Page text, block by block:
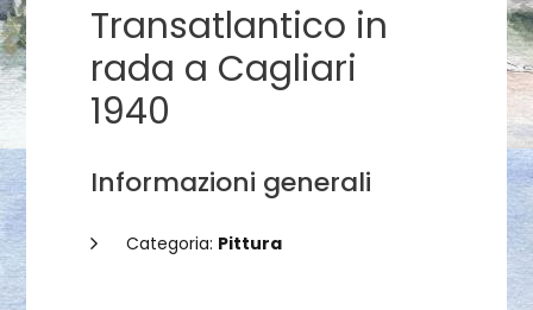
Transatlantico in
rada a Cagliari
1940
Informazioni generali
Categoria: Pittura